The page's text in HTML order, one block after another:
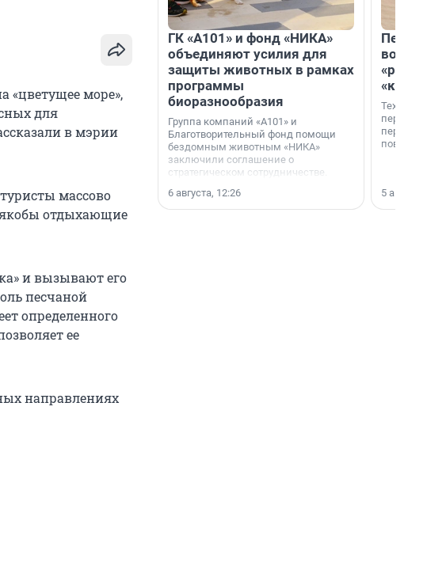
море»,
для
в мэрии
массово
якобы отдыхающие
и вызывают его
песчаной
определенного
ее
направлениях
ГК «А101» и фонд «НИКА»
объединяют усилия для
защиты животных в рамках
программы
биоразнообразия
Группа компаний «А101» и
Благотворительный фонд помощи
бездомным животным «НИКА»
заключили соглашение о
стратегическом сотрудничестве.
6 августа, 12:26
5